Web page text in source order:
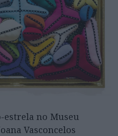
estrela no Museu
Vasconcelos